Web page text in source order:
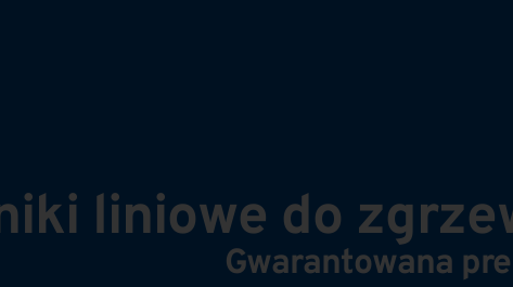
liniowe do
Gwarantowana